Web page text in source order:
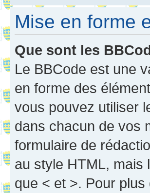
Mise en forme
Que sont les
Le BBCode est une
en forme des
vous pouvez utiliser
dans chacun de vos
formulaire de
au style HTML, mais
que < et >. Pour plus